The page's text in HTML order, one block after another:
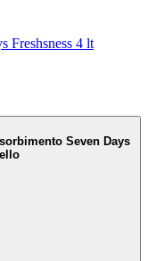
Freshsness 4 lt
Seven Days